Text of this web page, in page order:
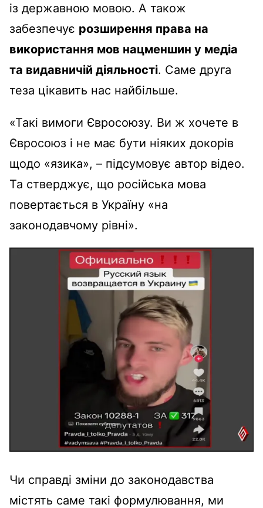
із державною мовою. А також
забезпечує розширення права на
використання мов нацменшин у медіа
та видавничій діяльності. Саме друга
теза цікавить нас найбільше.
«Такі вимоги Євросоюзу. Ви ж хочете в
Євросоюз і не має бути ніяких докорів
щодо «язика», – підсумовує автор відео.
Та стверджує, що російська мова
повертається в Україну «на
законодавчому рівні».
Чи справді зміни до законодавства
містять саме такі формулювання, ми